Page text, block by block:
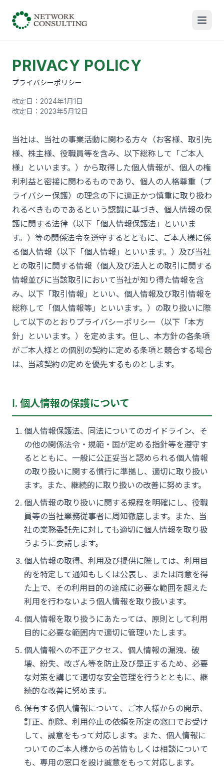
PRIVACY POLICY
プライバシーポリシー
改定日：2024年1月1日
改定日：2023年5月12日
当社は、当社の事業活動に関わる方々（お客様、取引先
様、株主様、役職員等を含み、以下総称して「ご本人
様」といいます。）から取得した個人情報が、個人の権
利利益と密接に関わるものであり、個人の人格尊重（プ
ライバシー保護）の理念の下に適正かつ慎重に取り扱わ
れるべきものであるという認識に基づき、個人情報の保
護に関する法律（以下「個人情報保護法」といいま
す。）等の関係法令を遵守するとともに、ご本人様に係
る個人情報（以下「個人情報」といいます。）及び当社
との取引に関する情報（個人及び法人との取引に関する
情報並びに当該取引において当社が知り得た情報を含
み、以下「取引情報」といい、個人情報及び取引情報を
総称して「個人情報等」といいます。）の取り扱いに際
して以下のとおりプライバシーポリシー（以下「本方
針」といいます。）を定めます。但し、本方針の各条項
がご本人様との個別の契約に定める条項と競合する場合
は、当該契約の定めを優先するものとします。
Ⅰ. 個人情報の保護について
個人情報保護法、同法についてのガイドライン、そ
の他の関係法令・規範・国が定める指針等を遵守す
るとともに、一般に公正妥当と認められる個人情報
の取り扱いに関する慣行に準拠し、適切に取り扱い
ます。また、継続的に取り扱いの改善に努めます。
個人情報の取り扱いに関する規程を明確にし、役職
員等の当社業務従事者に周知徹底します。また、当
社の業務委託先に対しても適切に個人情報を取り扱
うように要請します。
個人情報の取得、利用及び提供に際しては、利用目
的を特定して通知もしくは公表し、または同意を得
た上で、その利用目的の達成に必要な範囲を超えた
利用を行わないよう個人情報を取り扱います。
個人情報を取り扱うにあたっては、原則として利用
目的に必要な範囲内で適切に管理いたします。
個人情報への不正アクセス、個人情報の漏洩、破
壊、紛失、改ざん等を防止及び是正するため、必要
な対策を講じて適切な安全管理を行うとともに、継
続的な改善に努めます。
保有する個人情報について、ご本人様からの開示、
訂正、削除、利用停止の依頼を所定の窓口でお受け
して、誠意をもって対応します。また、個人情報に
ついてのご本人様からの苦情もしくは相談について
も、専用の窓口を設け誠意をもって対応します。